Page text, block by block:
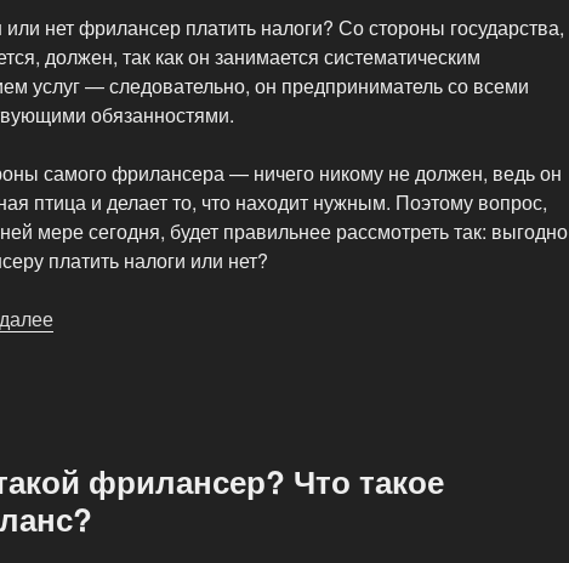
нет фрилансер платить налоги? Со стороны государства,
должен, так как он занимается систематическим
услуг — следовательно, он предприниматель со всеми
обязанностями.
самого фрилансера — ничего никому не должен, ведь он
птица и делает то, что находит нужным. Поэтому вопрос,
мере сегодня, будет правильнее рассмотреть так: выгодно
платить налоги или нет?
фрилансер? Что такое